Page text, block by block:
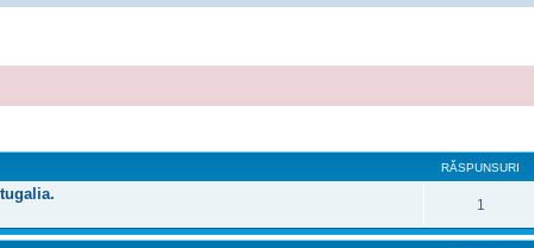
RĂSPUNSURI
1